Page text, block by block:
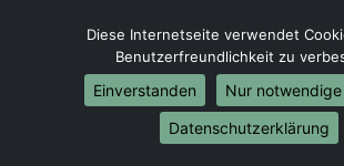
Umzug von Wolfsburg nach Zypern
Umzug von Wolfsburg nach Kroatien
Umzug von Wolfsburg nach Estland
Umzug von Wolfsburg nach Finnland
Umzug von Wolfsburg nach Frankreich
Diese Internetseite verwendet
Benutzerfreundlichkeit zu
Einverstanden
Nur
Datenschutzerklärung